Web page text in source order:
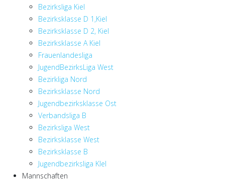
Bezirksliga Kiel
Bezirksklasse D 1,Kiel
Bezirksklasse D 2, Kiel
Bezirksklasse A Kiel
Frauenlandesliga
JugendBezirksLiga West
Bezirkliga Nord
Bezirksklasse Nord
Jugendbezirksklasse Ost
Verbandsliga B
Bezirksliga West
Bezirksklasse West
Bezirksklasse B
Jugendbezirksliga KIel
Mannschaften